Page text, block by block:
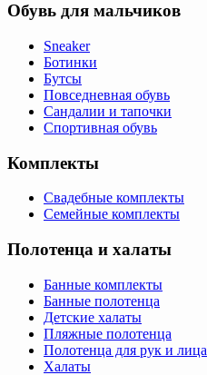
Обувь для мальчиков
Sneaker
Ботинки
Бутсы
Повседневная обувь
Сандалии и тапочки
Спортивная обувь
Комплекты
Свадебные комплекты
Семейные комплекты
Полотенца и халаты
Банные комплекты
Банные полотенца
Детские халаты
Пляжные полотенца
Полотенца для рук и лица
Халаты